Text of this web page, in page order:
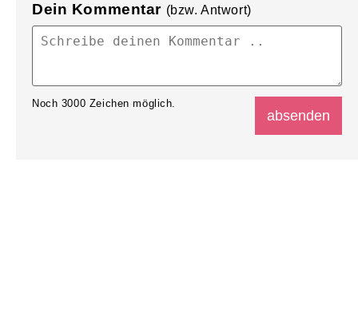
Dein Kommentar (bzw. Antwort)
Noch 3000 Zeichen möglich.